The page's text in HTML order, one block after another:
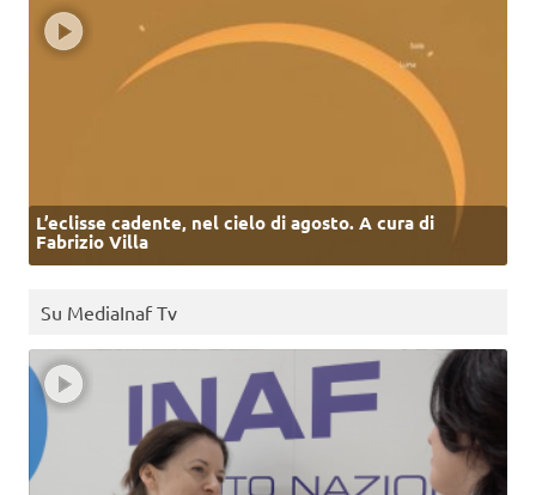
L’eclisse cadente, nel cielo di agosto. A cura di
Fabrizio Villa
Su MediaInaf Tv